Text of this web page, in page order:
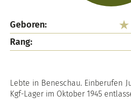
Geboren:
Rang:
Lebte in Beneschau. Einberufen
Kgf-Lager im Oktober 1945